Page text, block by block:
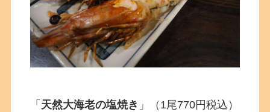
「 天然大海老の塩焼き 」（1尾770円税込）